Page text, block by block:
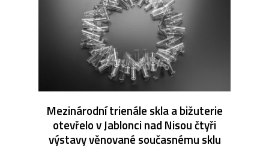
Mezinárodní trienále skla a bižuterie
otevřelo v Jablonci nad Nisou čtyři
výstavy věnované současnému sklu